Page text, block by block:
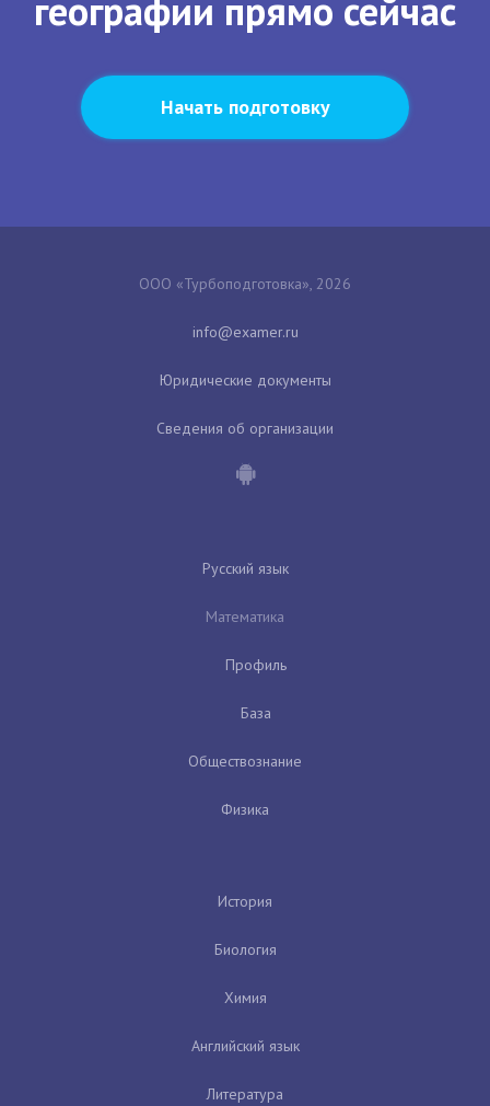
географии прямо сейчас
Начать подготовку
ООО «Турбоподготовка», 2026
Юридические документы
Сведения об организации
Русский язык
Математика
Профиль
База
Обществознание
Физика
История
Биология
Химия
Английский язык
Литература